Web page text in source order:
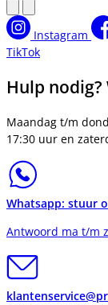
Instagram
TikTok
Hulp
Maandag t/m
17:30 uur en
Whatsapp: stuur
Antwoord ma t/m